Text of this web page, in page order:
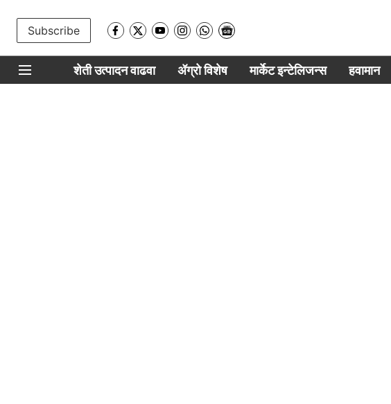
Subscribe
शेती उत्पादन वाढवा ॲग्रो विशेष मार्केट इन्टेलिजन्स हवामान